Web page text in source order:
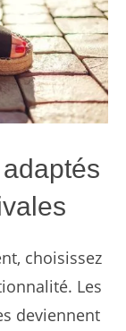
choisissez
Les
deviennent